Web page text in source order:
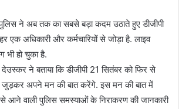
ने अब तक का सबसे बड़ा कदम उठाते हुए डीजीपी
एक अधिकारी और कर्मचारियों से जोड़ा है. लाइव
भी हो चुका है.
ने बताया कि डीजीपी 21 सितंबर को फिर से
अपने मन की बात करेंगे. इस मन की बात में
आने वाली पुलिस समस्याओं के निराकरण की जानकारी